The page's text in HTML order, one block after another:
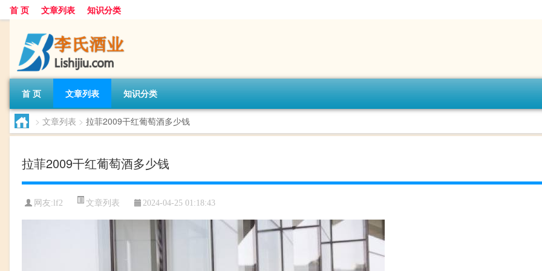
首 页 文章列表 知识分类
首 页 文章列表 知识分类
> 文章列表 > 拉菲2009干红葡萄酒多少钱
拉菲2009干红葡萄酒多少钱
网友: lf2 文章列表 2024-04-25 01:18:43